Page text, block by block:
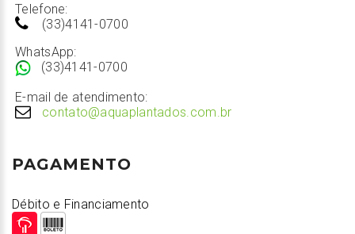
Telefone:
(33)4141-0700
WhatsApp:
(33)4141-0700
E-mail de atendimento:
contato@aquaplantados.com.br
PAGAMENTO
Débito e Financiamento